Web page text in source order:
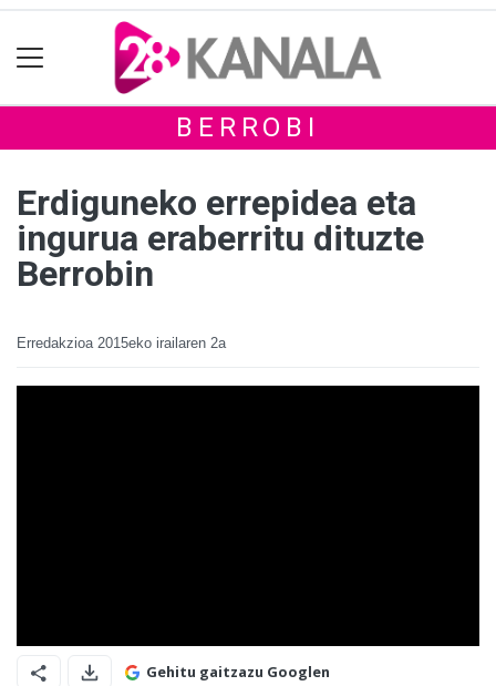
BERROBI
Erdiguneko errepidea eta
ingurua eraberritu dituzte
Berrobin
Erredakzioa 2015eko irailaren 2a
Gehitu gaitzazu Googlen